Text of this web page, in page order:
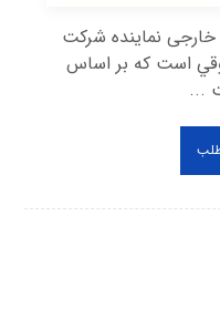
نماينده شركت
است كه بر اساس
...